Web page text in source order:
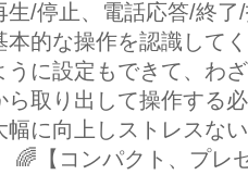
生/停止、電話応答/終
本的な操作を認識して
うに設定もできて、わ
ら取り出して操作する
幅に向上しストレスな
🌈【コンパクト、プレ